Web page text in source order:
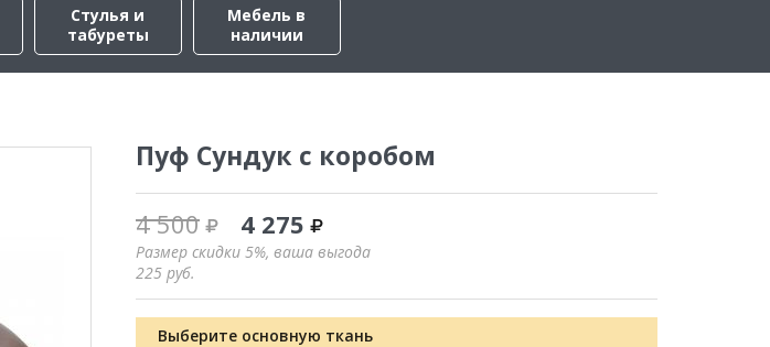
Стулья и
табуреты
Мебель в
наличии
Пуф Сундук с коробом
4 500 4 275
Размер скидки 5%, ваша выгода
225 руб.
Выберите основную ткань